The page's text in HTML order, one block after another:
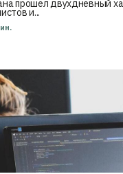
прошел двухдневный
и...